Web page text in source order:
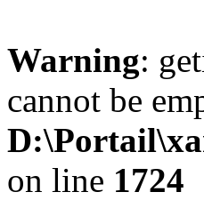
Warning:
cannot be
on line 1724